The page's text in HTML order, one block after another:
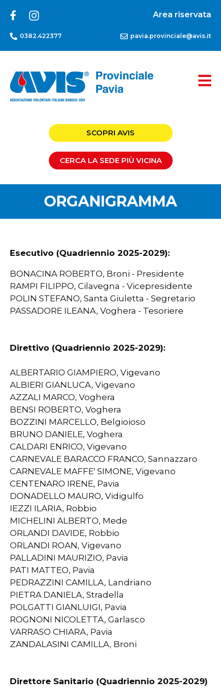
Area riservata
0382.422377 pavia.provinciale@avis.it
SCOPRI AVIS
CERCA LA SEDE PIÙ VICINA
ORGANIGRAMMA
Esecutivo (Quadriennio 2025-2029):
BONACINA ROBERTO, Broni - Presidente
RAMPI FILIPPO, Cilavegna - Vicepresidente
POLIN STEFANO, Santa Giuletta - Segretario
PASSADORE ILEANA, Voghera - Tesoriere
Direttivo (Quadriennio 2025-2029):
ALBERTARIO GIAMPIERO, Vigevano
ALBIERI GIANLUCA, Vigevano
AZZALI MARCO, Voghera
BENSI ROBERTO, Voghera
BOZZINI MARCELLO, Belgioioso
BRUNO DANIELE, Voghera
CALDARI ENRICO, Vigevano
CARNEVALE BARACCO FRANCO, Sannazzaro
CARNEVALE MAFFE' SIMONE, Vigevano
CENTENARO IRENE, Pavia
DONADELLO MAURO, Vidigulfo
IEZZI ILARIA, Robbio
MICHELINI ALBERTO, Mede
ORLANDI DAVIDE, Robbio
ORLANDI ROAN, Vigevano
PALLADINI MAURIZIO, Pavia
PATI MATTEO, Pavia
PEDRAZZINI CAMILLA, Landriano
PIETRA DANIELA, Stradella
POLGATTI GIANLUIGI, Pavia
ROGNONI NICOLETTA, Garlasco
VARRASO CHIARA, Pavia
ZANDALASINI CAMILLA, Broni
Direttore Sanitario (Quadriennio 2025-2029)